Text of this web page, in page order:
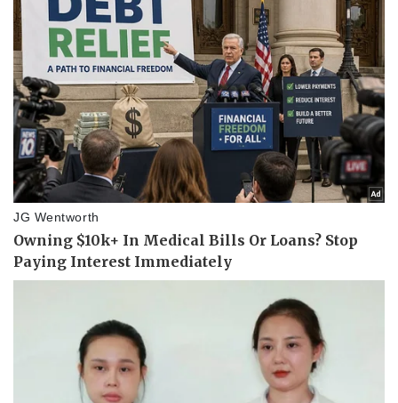
Doanh nghiệp
Thông tin doanh nghiệp
Doanh nghiệp 24h
Doanh nhân
Vì cộng đồng
Công nghệ
Sành điệu
Tin Công nghệ
Trải nghiệm
Chuyển đổi số